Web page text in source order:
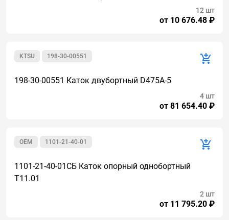
от 10 676.48 ₽
12 шт
198-30-00551
KTSU
198-30-00551 Каток двубортный D475A-5
от 81 654.40 ₽
4 шт
1101-21-40-01
OEM
1101-21-40-01СБ Каток опорный однобортный
Т11.01
от 11 795.20 ₽
2 шт